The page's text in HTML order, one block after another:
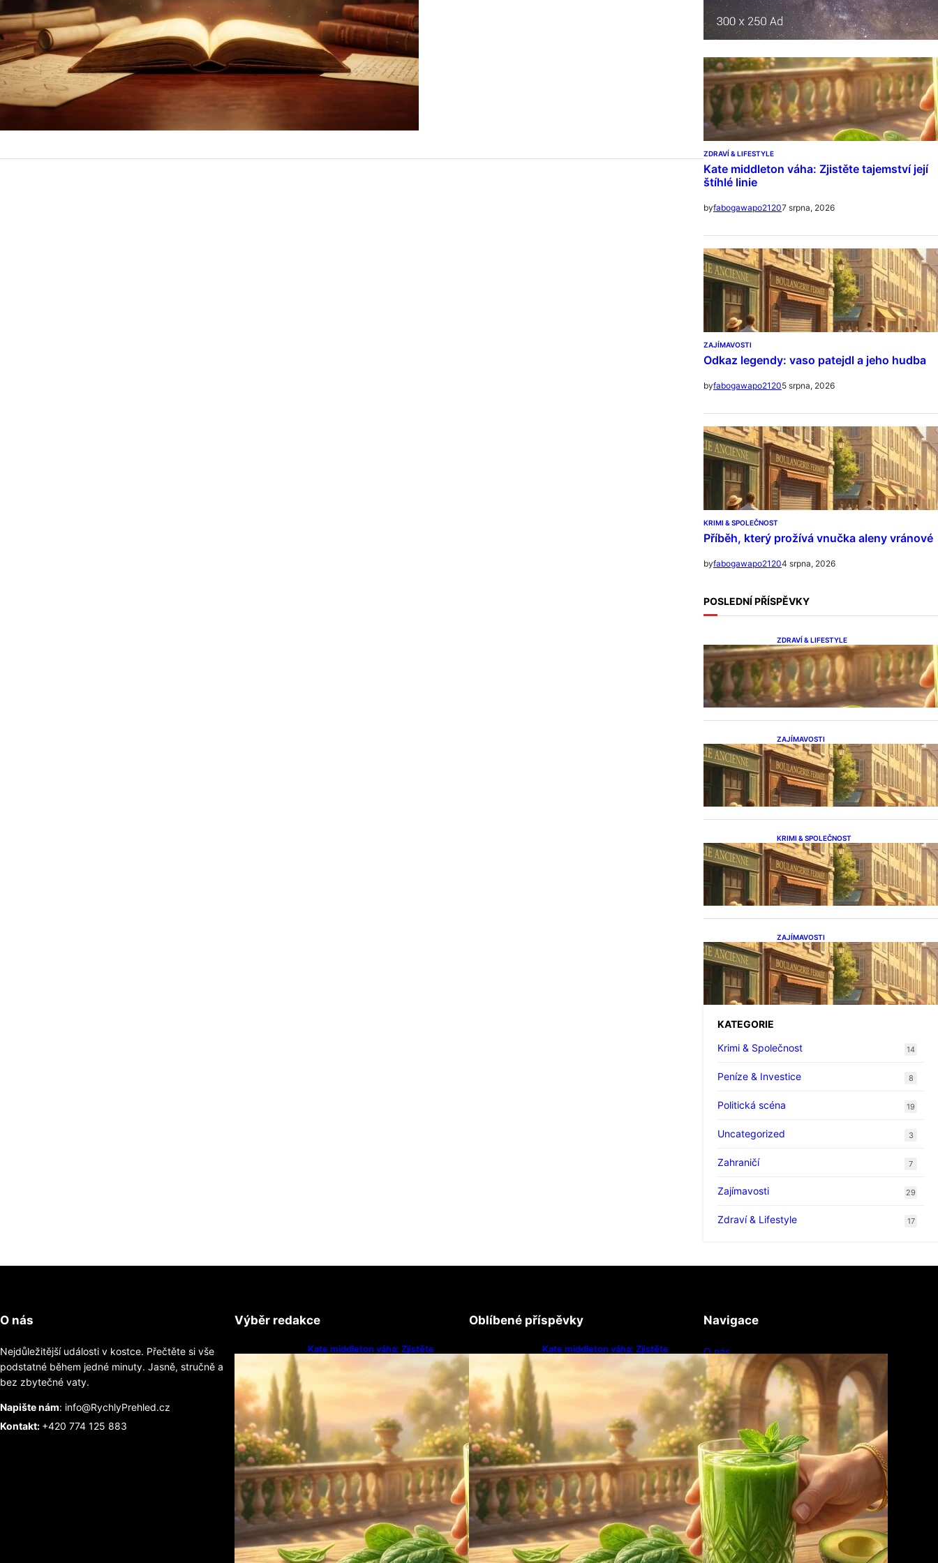
ZDRAVÍ & LIFESTYLE
Kate middleton váha: Zjistěte tajemství její
štíhlé linie
byfabogawapo21207 srpna, 2026
ZAJÍMAVOSTI
Odkaz legendy: vaso patejdl a jeho hudba
byfabogawapo21205 srpna, 2026
KRIMI & SPOLEČNOST
Příběh, který prožívá vnučka aleny vránové
byfabogawapo21204 srpna, 2026
POSLEDNÍ PŘÍSPĚVKY
ZDRAVÍ & LIFESTYLE
Kate middleton váha: Zjistěte
tajemství její štíhlé linie
ZAJÍMAVOSTI
Odkaz legendy: vaso patejdl a
jeho hudba
KRIMI & SPOLEČNOST
Příběh, který prožívá vnučka
aleny vránové
ZAJÍMAVOSTI
Proč karel gott právě jméno
navždy změnilo hudbu
KATEGORIE
Krimi & Společnost
14
Peníze & Investice 8
Politická scéna 19
Uncategorized 3
Zahraničí 7
Zajímavosti 29
Zdraví & Lifestyle 17
O nás
Nejdůležitější události v kostce. Přečtěte si vše
podstatné během jedné minuty. Jasně, stručně a
bez zbytečné vaty.
Napište nám: info@RychlyPrehled.cz
Kontakt: +420 774 125 883
Výběr redakce
Kate middleton váha: Zjistěte
tajemství její štíhlé linie
Oblíbené příspěvky
Kate middleton váha: Zjistěte
tajemství její štíhlé linie
Navigace
O nás
Kontakty
Obchodní podmínky
Zásady ochrany osobních údajů